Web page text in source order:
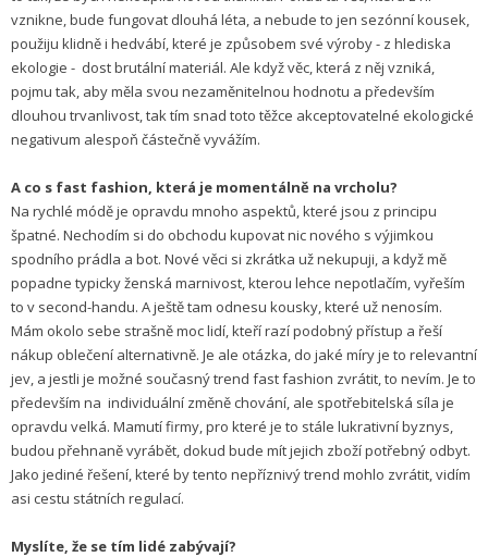
vznikne, bude fungovat dlouhá léta, a nebude to jen sezónní kousek,
použiju klidně i hedvábí, které je způsobem své výroby - z hlediska
ekologie - dost brutální materiál. Ale když věc, která z něj vzniká,
pojmu tak, aby měla svou nezaměnitelnou hodnotu a především
dlouhou trvanlivost, tak tím snad toto těžce akceptovatelné ekologické
negativum alespoň částečně vyvážím.
A co s fast fashion, která je momentálně na vrcholu?
Na rychlé módě je opravdu mnoho aspektů, které jsou z principu
špatné. Nechodím si do obchodu kupovat nic nového s výjimkou
spodního prádla a bot. Nové věci si zkrátka už nekupuji, a když mě
popadne typicky ženská marnivost, kterou lehce nepotlačím, vyřeším
to v second-handu. A ještě tam odnesu kousky, které už nenosím.
Mám okolo sebe strašně moc lidí, kteří razí podobný přístup a řeší
nákup oblečení alternativně. Je ale otázka, do jaké míry je to relevantní
jev, a jestli je možné současný trend fast fashion zvrátit, to nevím. Je to
především na individuální změně chování, ale spotřebitelská síla je
opravdu velká. Mamutí firmy, pro které je to stále lukrativní byznys,
budou přehnaně vyrábět, dokud bude mít jejich zboží potřebný odbyt.
Jako jediné řešení, které by tento nepříznivý trend mohlo zvrátit, vidím
asi cestu státních regulací.
Myslíte, že se tím lidé zabývají?